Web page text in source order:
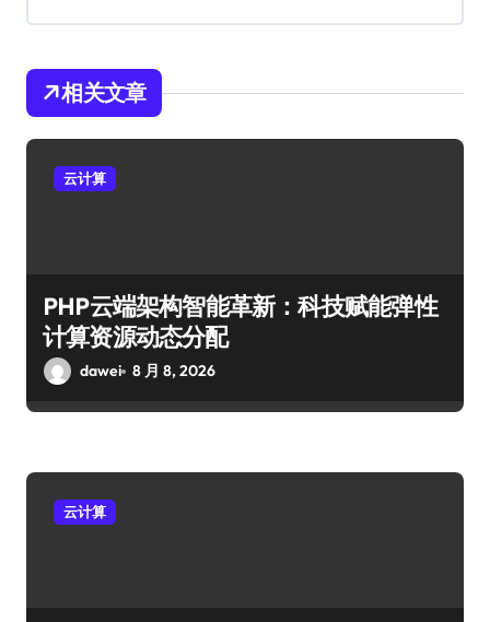
相关文章
云计算
PHP云端架构智能革新：科技赋能弹性
计算资源动态分配
dawei 8 月 8, 2026
云计算